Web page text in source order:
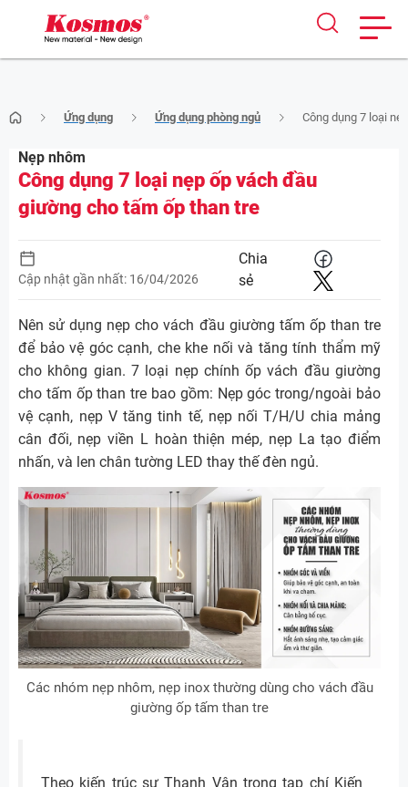
to
content
Ứng dụng Ứng dụng phòng ngủ Công dụng 7 loại
Nẹp nhôm
Công dụng 7 loại nẹp ốp vách đầu
giường cho tấm ốp than tre
Cập nhật gần nhất: 16/04/2026
Chia
sẻ
Nên sử dụng nẹp cho vách đầu giường tấm ốp than tre
để bảo vệ góc cạnh, che khe nối và tăng tính thẩm mỹ
cho không gian. 7 loại nẹp chính ốp vách đầu giường
cho tấm ốp than tre bao gồm: Nẹp góc trong/ngoài bảo
vệ cạnh, nẹp V tăng tinh tế, nẹp nối T/H/U chia mảng
cân đối, nẹp viền L hoàn thiện mép, nẹp La tạo điểm
nhấn, và len chân tường LED thay thế đèn ngủ.
Các nhóm nẹp nhôm, nẹp inox thường dùng cho vách đầu
giường ốp tấm than tre
Theo kiến trúc sư Thanh Vân trong tạp chí Kiến